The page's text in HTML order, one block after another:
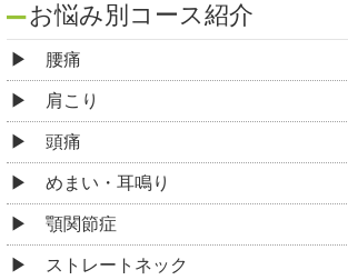
お悩み別コース紹介
腰痛
肩こり
頭痛
めまい・耳鳴り
顎関節症
ストレートネック